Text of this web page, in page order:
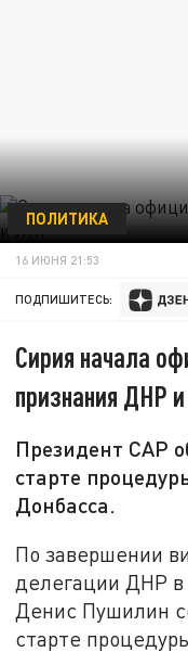
ПОЛИТИКА
16 ИЮНЯ 21:53
ПОДПИШИТЕСЬ:
Сирия начала
признания ДНР
Президент САР
старте
Донбасса.
По завершении
делегации ДНР в
Денис Пушилин
старте